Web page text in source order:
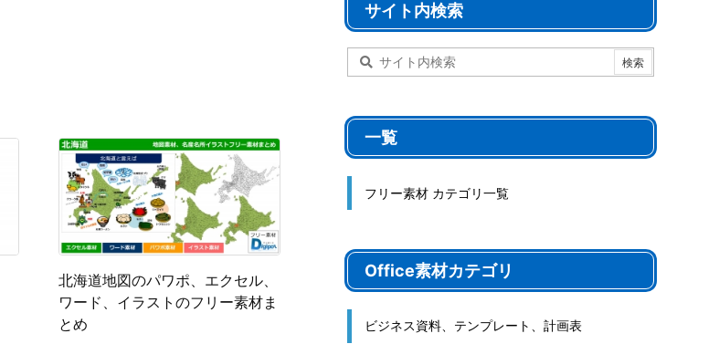
北海道地図のパワポ、エクセル、
ワード、イラストのフリー素材ま
とめ
サイト内検索
一覧
フリー素材 カテゴリ一覧
Office素材カテゴリ
ビジネス資料、テンプレート、計画表